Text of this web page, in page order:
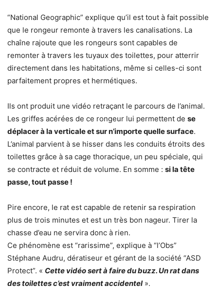
“National Geographic” explique qu’il est tout à fait possible
que le rongeur remonte à travers les canalisations. La
chaîne rajoute que les rongeurs sont capables de
remonter à travers les tuyaux des toilettes, pour atterrir
directement dans les habitations, même si celles-ci sont
parfaitement propres et hermétiques.
Ils ont produit une vidéo retraçant le parcours de l’animal.
Les griffes acérées de ce rongeur lui permettent de se
déplacer à la verticale et sur n’importe quelle surface.
L’animal parvient à se hisser dans les conduits étroits des
toilettes grâce à sa cage thoracique, un peu spéciale, qui
se contracte et réduit de volume. En somme : si la tête
passe, tout passe !
Pire encore, le rat est capable de retenir sa respiration
plus de trois minutes et est un très bon nageur. Tirer la
chasse d’eau ne servira donc à rien.
Ce phénomène est “rarissime”, explique à “l’Obs”
Stéphane Audru, dératiseur et gérant de la société “ASD
Protect”. « Cette vidéo sert à faire du buzz. Un rat dans
des toilettes c’est vraiment accidentel ».